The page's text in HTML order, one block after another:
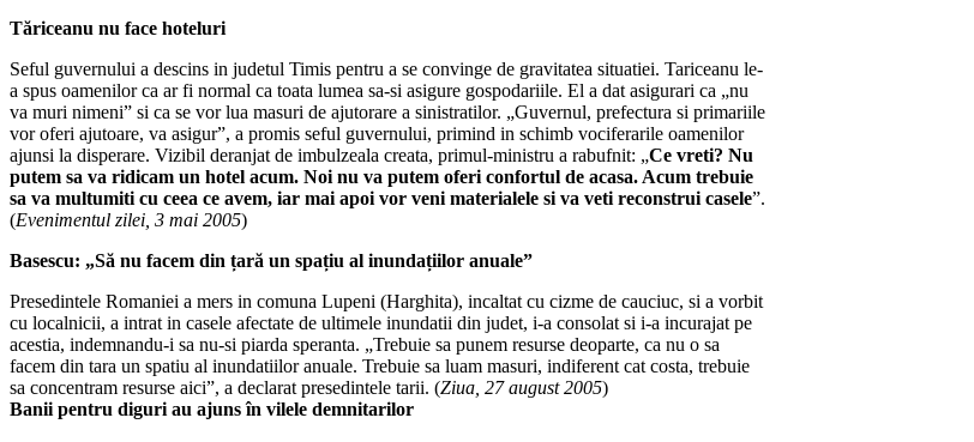
Tăriceanu nu face hoteluri
Seful guvernului a descins in judetul Timis pentru a se convinge de gravitatea situatiei. Tariceanu le-
a spus oamenilor ca ar fi normal ca toata lumea sa-si asigure gospodariile. El a dat asigurari ca „nu
va muri nimeni” si ca se vor lua masuri de ajutorare a sinistratilor. „Guvernul, prefectura si primariile
vor oferi ajutoare, va asigur”, a promis seful guvernului, primind in schimb vociferarile oamenilor
ajunsi la disperare. Vizibil deranjat de imbulzeala creata, primul-ministru a rabufnit: „Ce vreti? Nu
putem sa va ridicam un hotel acum. Noi nu va putem oferi confortul de acasa. Acum trebuie
sa va multumiti cu ceea ce avem, iar mai apoi vor veni materialele si va veti reconstrui casele”.
(Evenimentul zilei , 3 mai 2005)
Basescu: „Să nu facem din țară un spațiu al inundațiilor anuale”
Presedintele Romaniei a mers in comuna Lupeni (Harghita), incaltat cu cizme de cauciuc, si a vorbit
cu localnicii, a intrat in casele afectate de ultimele inundatii din judet, i-a consolat si i-a incurajat pe
acestia, indemnandu-i sa nu-si piarda speranta. „Trebuie sa punem resurse deoparte, ca nu o sa
facem din tara un spatiu al inundatiilor anuale. Trebuie sa luam masuri, indiferent cat costa, trebuie
sa concentram resurse aici”, a declarat presedintele tarii. (Ziua, 27 august 2005)
Banii pentru diguri au ajuns în vilele demnitarilor